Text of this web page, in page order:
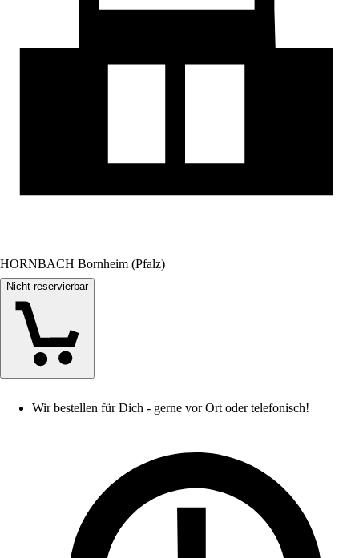
HORNBACH Bornheim (Pfalz)
Nicht reservierbar
Wir bestellen für Dich - gerne vor Ort oder telefonisch!